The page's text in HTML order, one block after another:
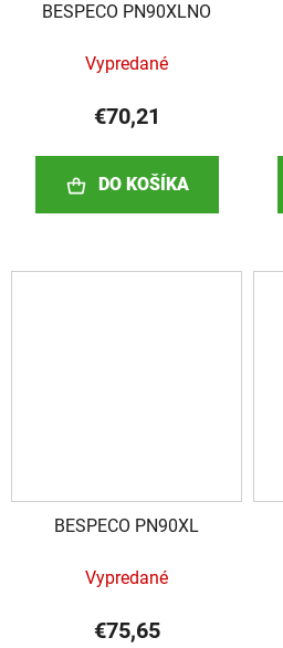
BESPECO PN90XLNO
Vypredané
€70,21
DO KOŠÍKA
BESPECO PN90XL
Vypredané
€75,65